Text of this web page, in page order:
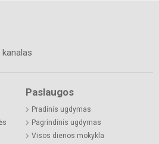
Paslaugos
Pradinis ugdymas
Pagrindinis ugdymas
Visos dienos mokykla